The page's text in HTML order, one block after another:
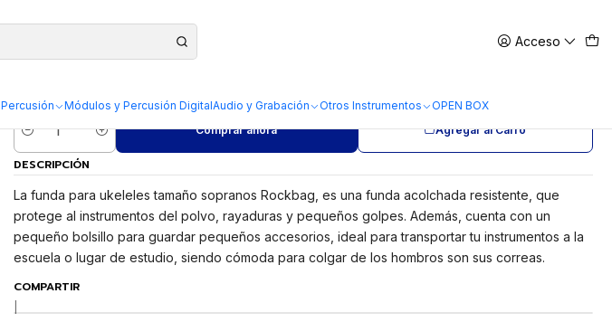
Acceso
Percusión Módulos y Percusión DigitalAudio y Grabación Otros Instrumentos OPEN BOX
Cantidad
Agregar al Carro
Comprar ahora
DESCRIPCIÓN
La funda para ukeleles tamaño sopranos Rockbag, es una funda acolchada resistente, que
protege al instrumentos del polvo, rayaduras y pequeños golpes. Además, cuenta con un
pequeño bolsillo para guardar pequeños accesorios, ideal para transportar tu instrumentos a la
escuela o lugar de estudio, siendo cómoda para colgar de los hombros son sus correas.
COMPARTIR